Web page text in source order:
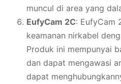
muncul di area yang
EufyCam 2C: EufyCam
keamanan nirkabel
Produk ini mempunyai
dan dapat mengawasi
dapat